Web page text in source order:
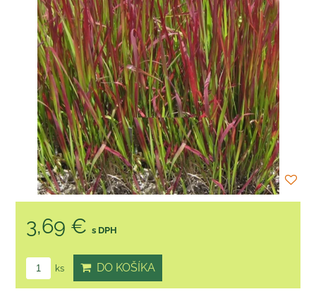
3,69 € s DPH
ks DO KOŠÍKA